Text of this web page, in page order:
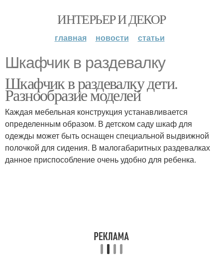
ИНТЕРЬЕР И ДЕКОР
главная новости статьи
Шкафчик в раздевалку
Шкафчик в раздевалку дети.
Разнообразие моделей
Каждая мебельная конструкция устанавливается
определенным образом. В детском саду шкаф для
одежды может быть оснащен специальной выдвижной
полочкой для сидения. В малогабаритных раздевалках
данное приспособление очень удобно для ребенка.